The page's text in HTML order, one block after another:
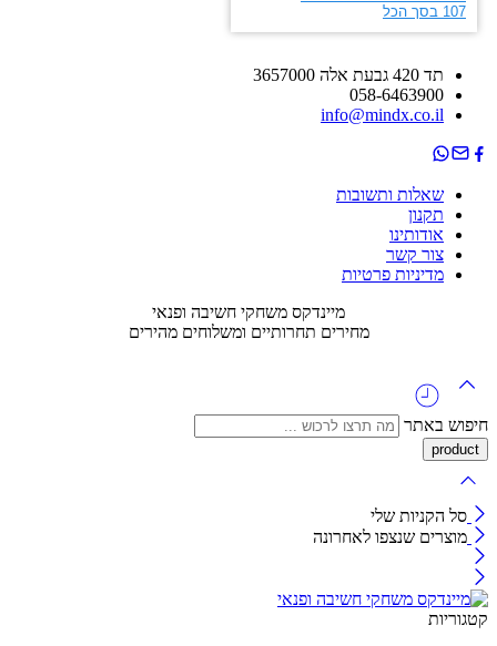
תד 420 גבעת אלה 3657000
058-6463900
info@mindx.co.il
שאלות ותשובות
תקנון
אודותינו
צור קשר
מדיניות פרטיות
מיינדקס משחקי חשיבה ופנאי
מחירים תחרותיים ומשלוחים מהירים
חיפוש באתר
סל הקניות שלי
מוצרים שנצפו לאחרונה
קטגוריות